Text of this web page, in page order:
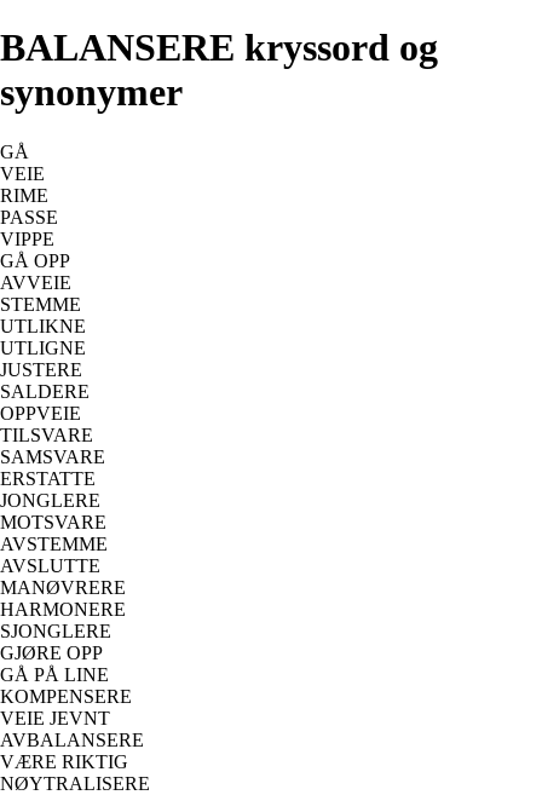
BALANSERE kryssord og
synonymer
GÅ
VEIE
RIME
PASSE
VIPPE
GÅ OPP
AVVEIE
STEMME
UTLIKNE
UTLIGNE
JUSTERE
SALDERE
OPPVEIE
TILSVARE
SAMSVARE
ERSTATTE
JONGLERE
MOTSVARE
AVSTEMME
AVSLUTTE
MANØVRERE
HARMONERE
SJONGLERE
GJØRE OPP
GÅ PÅ LINE
KOMPENSERE
VEIE JEVNT
AVBALANSERE
VÆRE RIKTIG
NØYTRALISERE